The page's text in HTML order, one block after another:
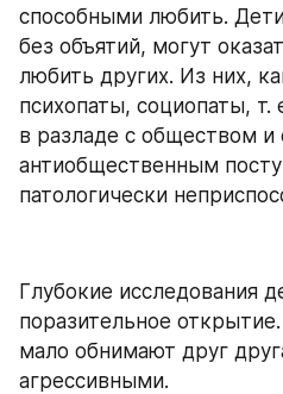
способными любить.
без объятий, могут
любить других. Из них,
психопаты, социопаты,
в разладе с обществом и
антиобщественным
патологически
Глубокие исследования
поразительное
мало обнимают друг
агрессивными.